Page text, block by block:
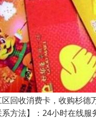
回收消费卡，收购杉德
方法】：24小时在线